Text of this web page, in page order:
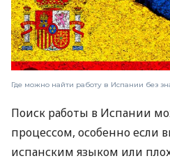
Где можно найти работу в Испании без
Поиск работы в Испании
процессом, особенно если
испанским языком или